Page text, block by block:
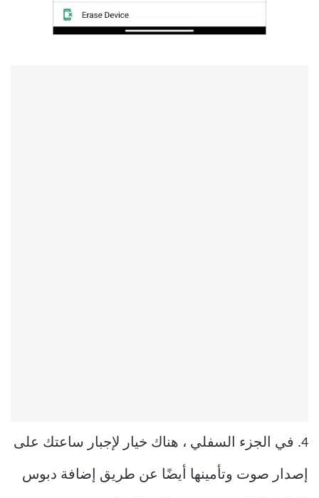
4. في الجزء السفلي ، هناك خيار لإجبار ساعتك على
إصدار صوت وتأمينها أيضًا عن طريق إضافة دبوس